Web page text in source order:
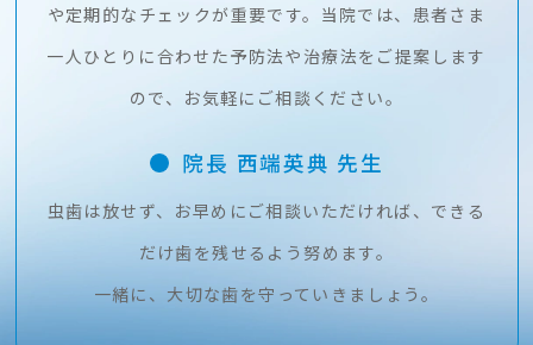
や定期的なチェックが重要です。当院では、 患者さま
一人ひとりに合わせた予防法や治療法をご提案します
ので、お気軽にご相談ください。
院長 西端英典 先生
虫歯は放せず、お早めにご相談いただければ、できる
だけ歯を残せるよう努めます。
一緒に、大切な歯を守っていきましょう。